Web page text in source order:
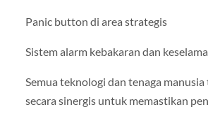
Panic button di area strategis
Sistem alarm kebakaran dan
Semua teknologi dan tenaga
secara sinergis untuk memastikan